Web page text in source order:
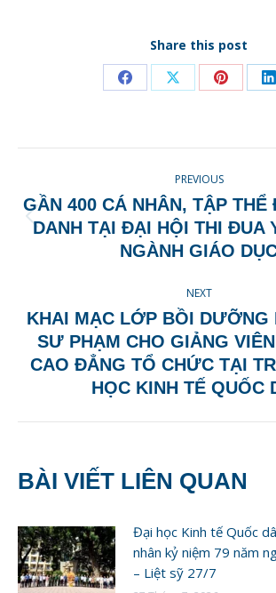
Share this post
Share
Facebook
Share
X
Share
NAVIGATION
PREVIOUS
Previous
post:
GẦN 400 CÁ NHÂN, TẬP
DANH TẠI ĐẠI HỘI THI ĐUA
NGÀNH GIÁO
NEXT
Next
post:
KHAI MẠC LỚP BỒI DƯỠNG
SƯ PHẠM CHO GIẢNG
CAO ĐẲNG TỔ CHỨC TẠI
HỌC KINH TẾ QUỐC
BÀI VIẾT LIÊN QUAN
Đại học Kinh tế Quốc
nhân kỷ niệm 79 năm
– Liệt sỹ 27/7